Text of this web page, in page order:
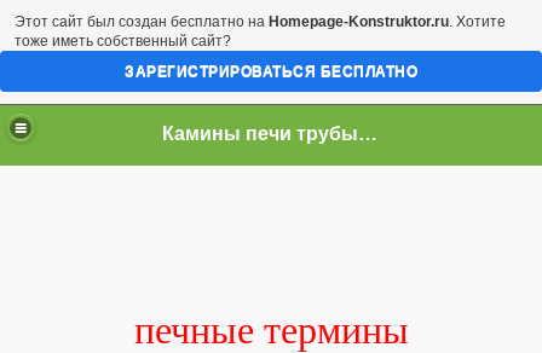
Камины печи трубы биокамины топки сауна
печные термины
Этот сайт был создан бесплатно на Homepage-Konstruktor.ru. Хотите
тоже иметь собственный сайт?
ЗАРЕГИСТРИРОВАТЬСЯ БЕСПЛАТНО